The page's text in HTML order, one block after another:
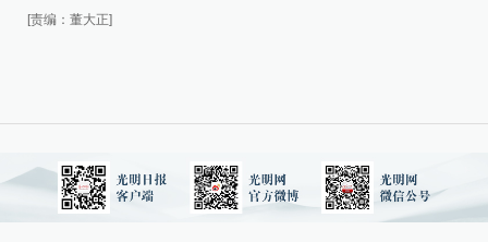
[责编：董大正]